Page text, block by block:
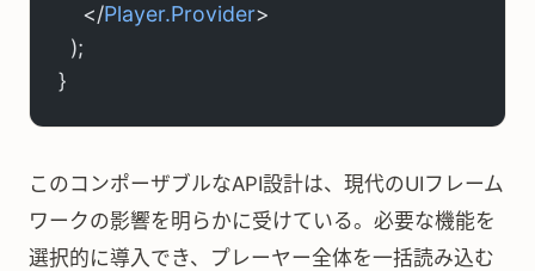
    </
Player.Provider>
  );
}
このコンポーザブルなAPI設計は、現代のUIフレーム
ワークの影響を明らかに受けている。必要な機能を
選択的に導入でき、プレーヤー全体を一括読み込む